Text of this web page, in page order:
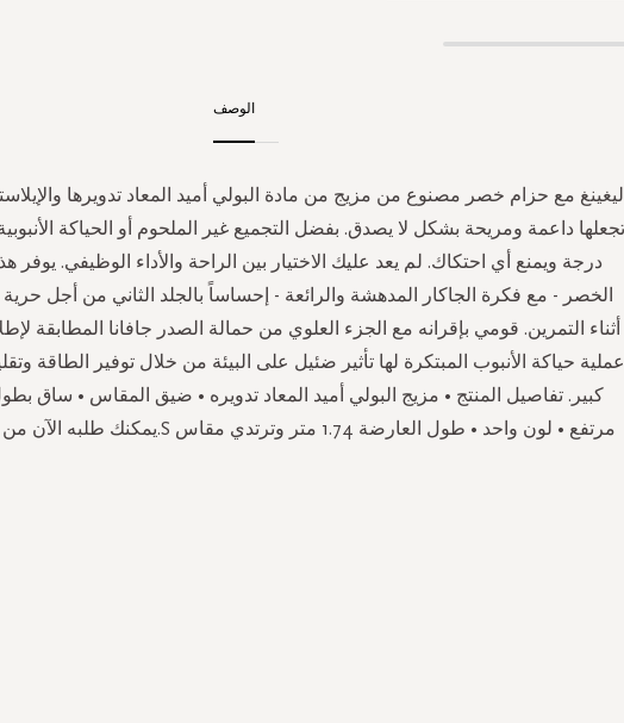
الوصف
ليغينغ مع حزام خصر مصنوع من مزيج من مادة البولي أميد المعاد تدويرها
درجة ويمنع أي احتكاك. لم يعد عليك الاختيار بين الراحة والأداء الوظيفي. يوفر
الخصر - مع فكرة الجاكار المدهشة والرائعة - إحساساً بالجلد الثاني من أجل
أثناء التمرين. قومي بإقرانه مع الجزء العلوي من حمالة الصدر جافانا المطابقة
عملية حياكة الأنبوب المبتكرة لها تأثير ضئيل على البيئة من خلال توفير الطاقة
كبير. تفاصيل المنتج • مزيج البولي أميد المعاد تدويره • ضيق المقاس • ساق
مرتفع • لون واحد • طول العارضة 1.74 متر وترتدي مقاس S.يمكنك طلبه الآن من الموقع الرسمي.